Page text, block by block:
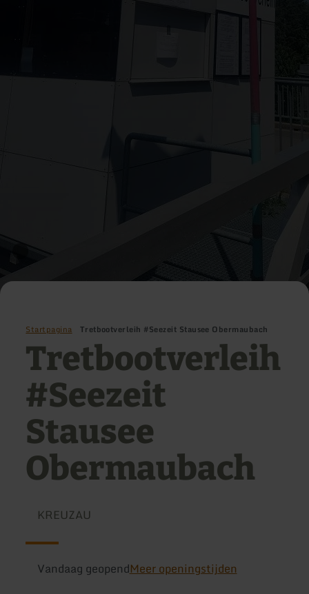
Startpagina Tretbootverleih #Seezeit Stausee Obermaubach
Tretbootverleih
#Seezeit
Stausee
Obermaubach
KREUZAU
Vandaag geopendMeer openingstijden